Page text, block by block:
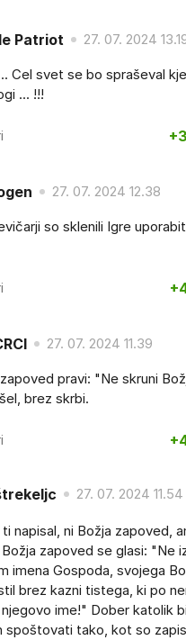
Patriot 27. 07. 2024
Cel svet se bo spraševal
... !!!
+3
27. 07. 2024 12.38
so sklenili Igre
27. 07. 2024 11.39
pravi: "Ne skruni
brez skrbi.
27. 07. 2024 11.54
ti napisal, ni Božja zapoved,
zapoved se glasi: "Ne
imena Gospoda, svojega
brez kazni tistega, ki po
ime!" Dober katolik
spoštovati tako, kot so